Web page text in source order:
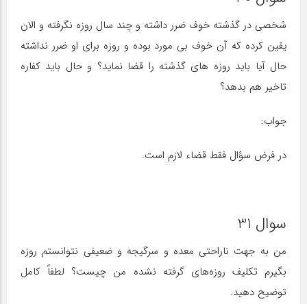
شخصی در گذشته خوف ضرر داشته و چند سال روزه نگرفته و الان
یقین کرده که آن خوف بی مورد بوده و روزه برای او ضرر نداشته
حال آیا باید روزه های گذشته را قضا نماید؟ و حال باید کفاره
تاخیر هم بدهد؟
جواب:
در فرض سؤال فقط قضاء لازم است.
سوال 31
من به جهت ناراحتی معده و سرگیجه و ضعیفی نتوانستم روزه
بگیرم تکلیف روزه‌های گرفته نشده من چیست؟ لطفاً کامل
توضیح دهید.